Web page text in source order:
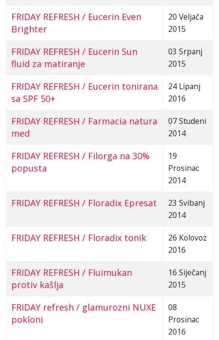
FRIDAY REFRESH / Eucerin Even
Brighter
20 Veljača
2015
FRIDAY REFRESH / Eucerin Sun
fluid za matiranje
03 Srpanj
2015
FRIDAY REFRESH / Eucerin tonirana
sa SPF 50+
24 Lipanj
2016
FRIDAY REFRESH / Farmacia natura
med
07 Studeni
2014
FRIDAY REFRESH / Filorga na 30%
popusta
19
Prosinac
2014
FRIDAY REFRESH / Floradix Epresat
23 Svibanj
2014
FRIDAY REFRESH / Floradix tonik
26 Kolovoz
2016
FRIDAY REFRESH / Fluimukan
protiv kašlja
16 Siječanj
2015
FRIDAY refresh / glamurozni NUXE
pokloni
08
Prosinac
2016